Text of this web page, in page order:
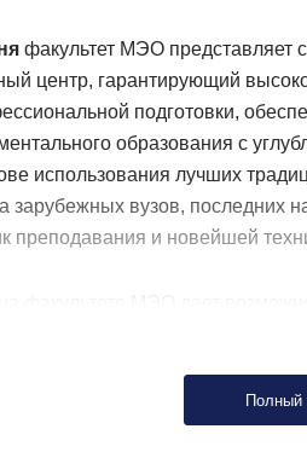
факультет МЭО представляет
центр, гарантирующий
подготовки,
образования с
использования лучших
зарубежных вузов, последних
преподавания и новейшей
разных сферах современной
Полный